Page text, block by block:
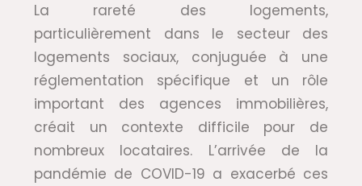
La rareté des logements,
particulièrement dans le secteur des
logements sociaux, conjuguée à une
réglementation spécifique et un rôle
important des agences immobilières,
créait un contexte difficile pour de
nombreux locataires. L’arrivée de la
pandémie de COVID-19 a exacerbé ces